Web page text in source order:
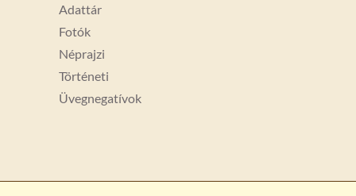
Adattár
Fotók
Néprajzi
Történeti
Üvegnegatívok